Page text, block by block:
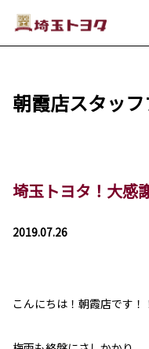
朝霞店スタッ
埼玉トヨタ！大感
2019.07.26
こんにちは！朝霞店です！